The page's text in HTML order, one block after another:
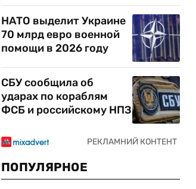
НАТО выделит Украине
70 млрд евро военной
помощи в 2026 году
СБУ сообщила об
ударах по кораблям
ФСБ и российскому НПЗ
ПОПУЛЯРНОЕ